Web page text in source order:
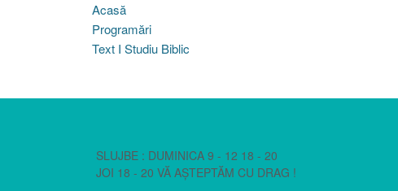
Acasă
Programări
Text I Studiu Biblic
SLUJBE : DUMINICA 9 - 12 18 - 20
JOI 18 - 20 VĂ AȘTEPTĂM CU DRAG !